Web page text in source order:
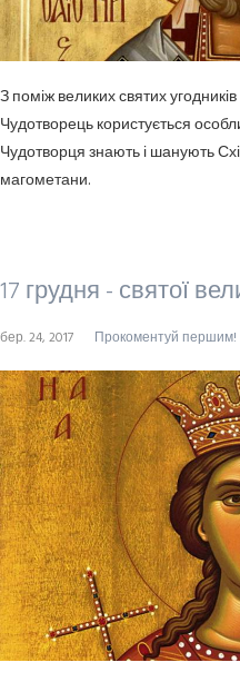
З поміж великих святих
Чудотворець користу­ється
Чудотворця знають і шанують
магометани.
17 грудня - святої
бер. 24, 2017 Прокоментуй першим!